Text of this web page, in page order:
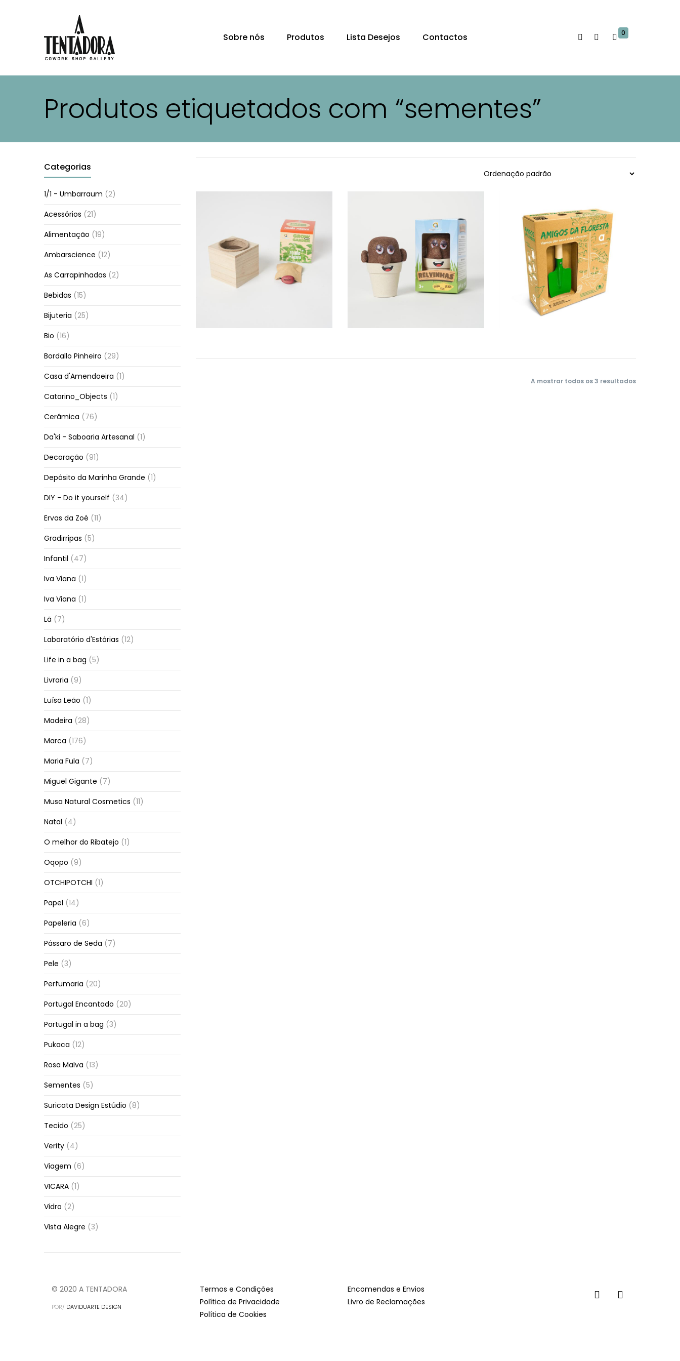
Sobre nós Produtos Lista Desejos Contactos 0
Produtos etiquetados com “sementes”
Categorias
1/1 - Umbarraum (2)
Acessórios (21)
Alimentação (19)
Ambarscience (12)
As Carrapinhadas (2)
Bebidas (15)
Bijuteria (25)
Bio (16)
Bordallo Pinheiro (29)
Casa d'Amendoeira (1)
Catarino_Objects (1)
Cerâmica (76)
Da'ki - Saboaria Artesanal (1)
Decoração (91)
Depósito da Marinha Grande (1)
DIY - Do it yourself (34)
Ervas da Zoé (11)
Gradirripas (5)
Infantil (47)
Iva Viana (1)
Iva Viana (1)
Lã (7)
Laboratório d'Estórias (12)
Life in a bag (5)
Livraria (9)
Luísa Leão (1)
Madeira (28)
Marca (176)
Maria Fula (7)
Miguel Gigante (7)
Musa Natural Cosmetics (11)
Natal (4)
O melhor do Ribatejo (1)
Oqopo (9)
OTCHIPOTCHI (1)
Papel (14)
Papeleria (6)
Pássaro de Seda (7)
Pele (3)
Perfumaria (20)
Portugal Encantado (20)
Portugal in a bag (3)
Pukaca (12)
Rosa Malva (13)
Sementes (5)
Suricata Design Estúdio (8)
Tecido (25)
Verity (4)
Viagem (6)
VICARA (1)
Vidro (2)
Vista Alegre (3)
A mostrar todos os 3 resultados
© 2020 A TENTADORA
POR/ DAVIDUARTE DESIGN
Termos e Condições
Política de Privacidade
Política de Cookies
Encomendas e Envios
Livro de Reclamações